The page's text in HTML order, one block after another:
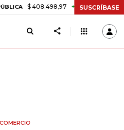
$ 408.498,97 +$ 8.753,81 +2,19%
SUSCRÍBASE
COMERCIO